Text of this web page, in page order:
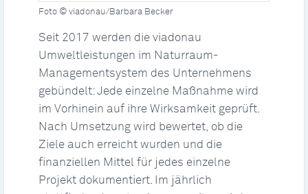
Foto © viadonau/Barbara Becker
Seit 2017 werden die viadonau
Umweltleistungen im Naturraum-
Managementsystem des Unternehmens
gebündelt: Jede einzelne Maßnahme wird
im Vorhinein auf ihre Wirksamkeit geprüft.
Nach Umsetzung wird bewertet, ob die
Ziele auch erreicht wurden und die
finanziellen Mittel für jedes einzelne
Projekt dokumentiert. Im jährlich